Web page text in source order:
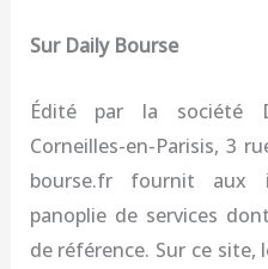
Sur Daily Bourse
Édité par la société
Corneilles-en-Parisis, 3
bourse.fr fournit aux
panoplie de services
de référence. Sur ce site,